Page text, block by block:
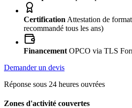
Certification Attestation de
recommandé tous les ans)
Financement OPCO via TLS
Demander un devis
Réponse sous 24 heures ouvrées
Zones d'activité couvertes